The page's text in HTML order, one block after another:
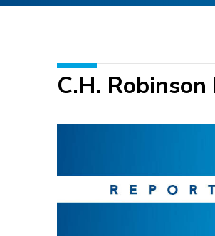
C.H.